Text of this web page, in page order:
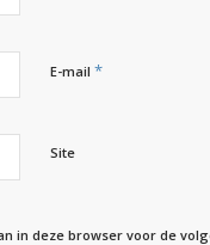
E-mail *
Site
in deze browser voor de